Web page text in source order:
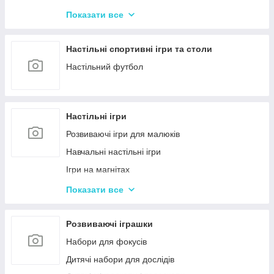
Показати все
Настільні спортивні ігри та столи
Настільний футбол
Настільні ігри
Розвиваючі ігри для малюків
Навчальні настільні ігри
Ігри на магнітах
Ігри-бродилки
Крокодил
Аліас Або Скажи Інакше
Гра Хто Я?
Показати все
Розвиваючі іграшки
Набори для фокусів
Дитячі набори для дослідів